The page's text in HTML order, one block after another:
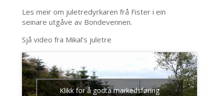
Les meir om juletredyrkaren frå Fister i ein
seinare utgåve av Bondevennen.
Sjå video fra Mikal’s juletre
Klikk for å godta markedsføring